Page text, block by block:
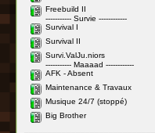
Freebuild II
----------- Survie ------------
Survival I
Survival II
Survi.ValJu.niors
----------- Maaaad ------------
AFK - Absent
Maintenance & Travaux
Musique 24/7 (stoppé)
Big Brother